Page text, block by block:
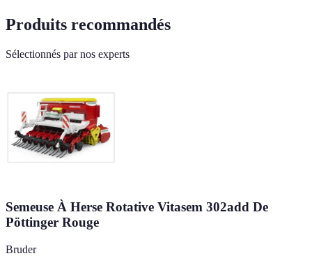
Produits recommandés
Sélectionnés par nos experts
Semeuse À Herse Rotative Vitasem 302add De
Pöttinger Rouge
Bruder